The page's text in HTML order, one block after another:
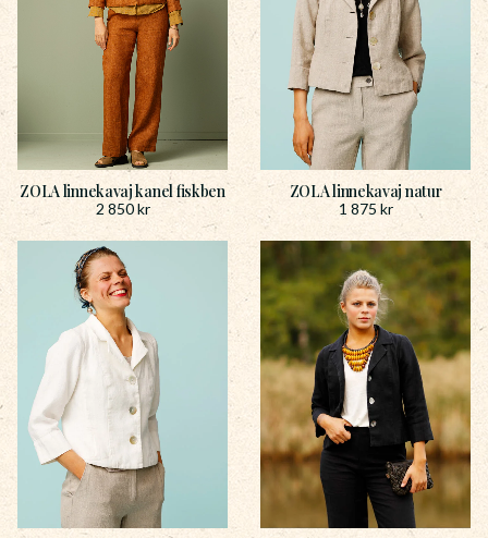
ZOLA linnekavaj kanel fiskben
2 850kr
ZOLA linnekavaj natur
1 875 kr